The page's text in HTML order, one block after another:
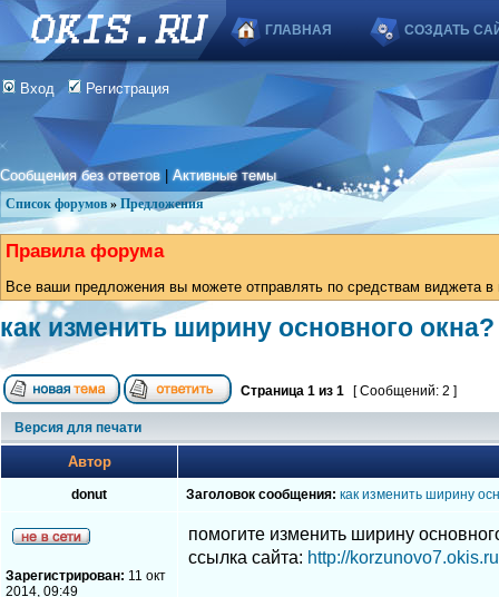
ГЛАВНАЯ СОЗДАТЬ
Вход Регистрация
Сообщения без ответов |Активные темы
Список форумов » Предложения
Правила форума
Все ваши предложения вы можете отправлять по средствам виджета
как изменить ширину основного окна?
Страница 1 из 1 [ Сообщений: 2 ]
Версия для печати
Автор
donut Заголовок сообщения: как изменить ширину
Зарегистрирован: 11 окт
2014, 09:49
помогите изменить ширину
ссылка сайта: http://